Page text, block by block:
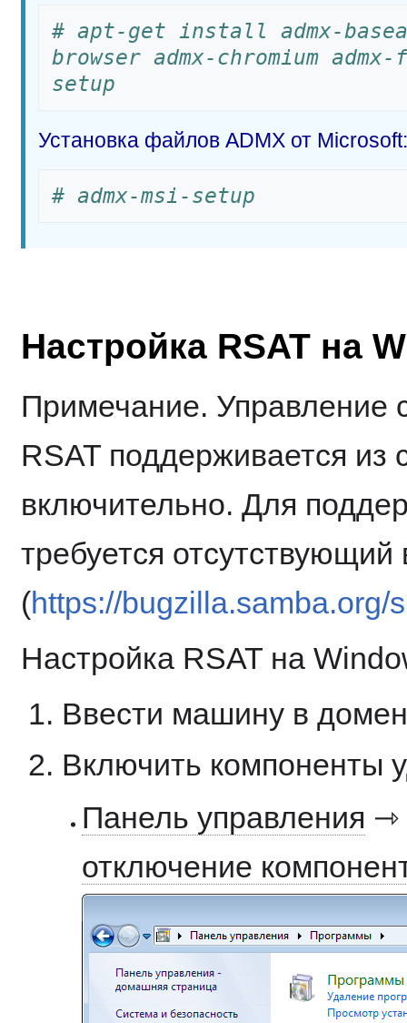
# apt-get install admx-
browser admx-chromium
setup
Установка файлов ADMX от Microsoft:
# admx-msi-setup
Настройка RSAT на
Примечание.
RSAT поддерживается
включительно. Для
требуется
(https://bugzilla.samba.org/
Настройка RSAT на
Ввести машину в
Включить компоненты
Панель управления ⇾
отключение